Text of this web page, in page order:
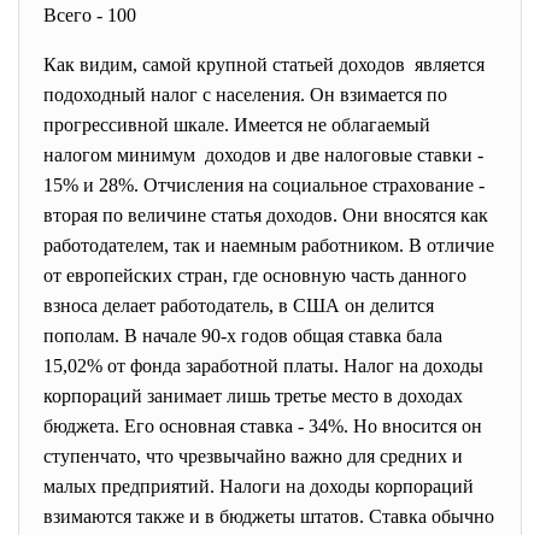
Всего - 100
Как видим, самой крупной статьей доходов является
подоходный налог с населения. Он взимается по
прогрессивной шкале. Имеется не облагаемый
налогом минимум доходов и две налоговые ставки -
15% и 28%. Отчисления на социальное страхование -
вторая по величине статья доходов. Они вносятся как
работодателем, так и наемным работником. В отличие
от европейских стран, где основную часть данного
взноса делает работодатель, в США он делится
пополам. В начале 90-х годов общая ставка бала
15,02% от фонда заработной платы. Налог на доходы
корпораций занимает лишь третье место в доходах
бюджета. Его основная ставка - 34%. Но вносится он
ступенчато, что чрезвычайно важно для средних и
малых предприятий. Налоги на доходы корпораций
взимаются также и в бюджеты штатов. Ставка обычно